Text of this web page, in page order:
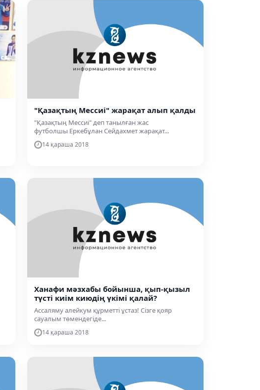
"Қазақтың Мессиі" жарақат алып қалды
"Қазақтың Мессиі" деп танылған жас
футболшы Еркебұлан Сейдахмет жарақат...
14 қараша 2018
Ханафи мәзхабы бойынша, қып-қызыл
түсті киім киюдің үкімі қалай?
Ассаляму алейкум құрметті ұстаз! Сізге қояр
сауалым төмендегіде...
14 қараша 2018